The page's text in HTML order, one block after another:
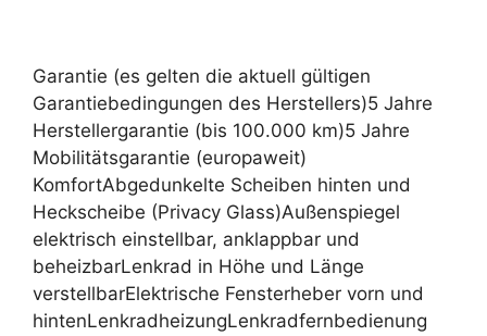
Garantie (es gelten die aktuell gültigen
Garantiebedingungen des Herstellers)5 Jahre
Herstellergarantie (bis 100.000 km)5 Jahre
Mobilitätsgarantie (europaweit)
KomfortAbgedunkelte Scheiben hinten und
Heckscheibe (Privacy Glass)Außenspiegel
elektrisch einstellbar, anklappbar und
beheizbarLenkrad in Höhe und Länge
verstellbarElektrische Fensterheber vorn und
hintenLenkradheizungLenkradfernbedienung